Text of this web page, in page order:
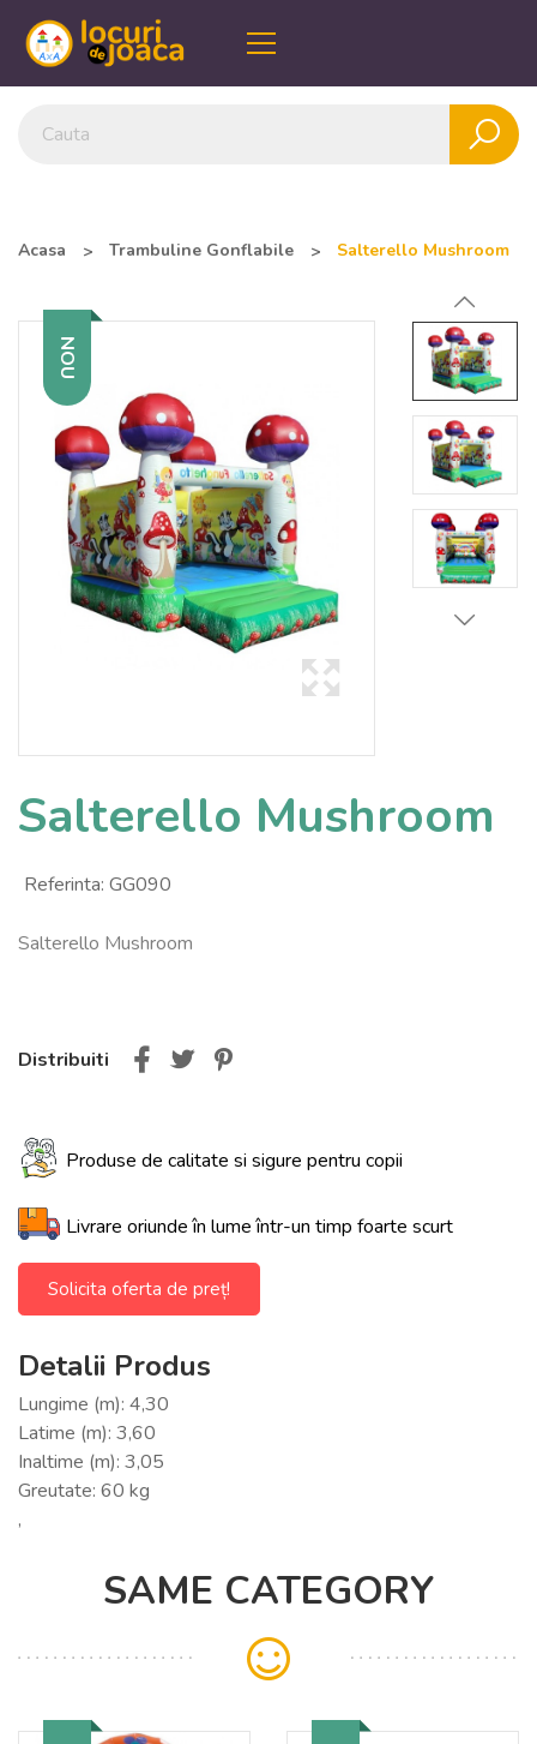
Acasa Trambuline Gonflabile Salterello Mushroom
NOU
Salterello Mushroom
Referinta: GG090
Salterello Mushroom
Distribuiti
Produse de calitate si sigure pentru copii
Livrare oriunde în lume într-un timp foarte scurt
Solicita oferta de preț!
Detalii Produs
Lungime (m): 4,30
Latime (m): 3,60
Inaltime (m): 3,05
Greutate: 60 kg
,
SAME CATEGORY